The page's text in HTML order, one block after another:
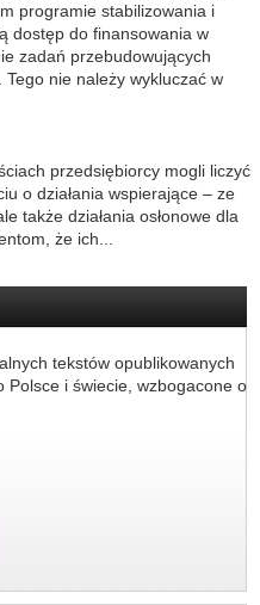
programie stabilizowania i
dostęp do finansowania w
zadań przebudowujących
nie należy wykluczać w
przedsiębiorcy mogli liczyć
o działania wspierające – ze
także działania osłonowe dla
że ich...
tekstów opublikowanych
Polsce i świecie, wzbogacone o